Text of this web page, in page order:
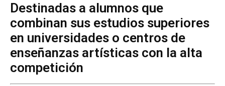
Destinadas a alumnos que
combinan sus estudios superiores
en universidades o centros de
enseñanzas artísticas con la alta
competición